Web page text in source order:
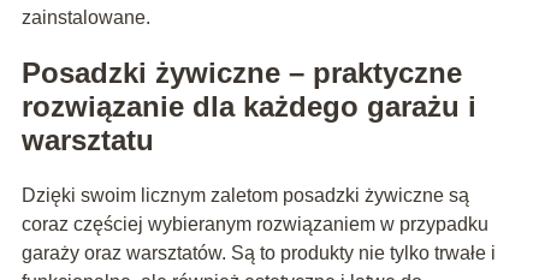
zainstalowane.
Posadzki żywiczne – praktyczne
rozwiązanie dla każdego garażu i
warsztatu
Dzięki swoim licznym zaletom posadzki żywiczne są
coraz częściej wybieranym rozwiązaniem w przypadku
garaży oraz warsztatów. Są to produkty nie tylko trwałe i